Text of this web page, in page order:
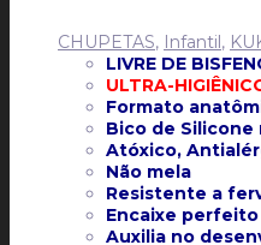
CHUPETAS, Infantil,
LIVRE DE
ULTRA-
Formato
Bico de Silicone
Atóxico,
Não mela
Resistente a
Encaixe
Auxilia no